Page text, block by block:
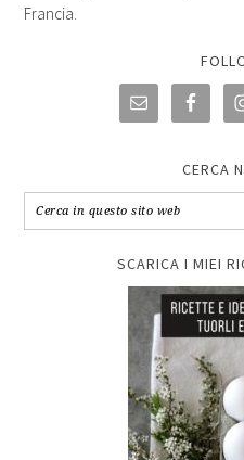
Francia.
CERCA
SCARICA I MIEI